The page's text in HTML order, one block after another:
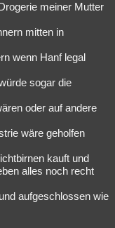
meiner Mutter
mitten in
wenn Hanf legal
sogar die
oder auf andere
wäre geholfen
kauft und
alles noch recht
aufgeschlossen wie